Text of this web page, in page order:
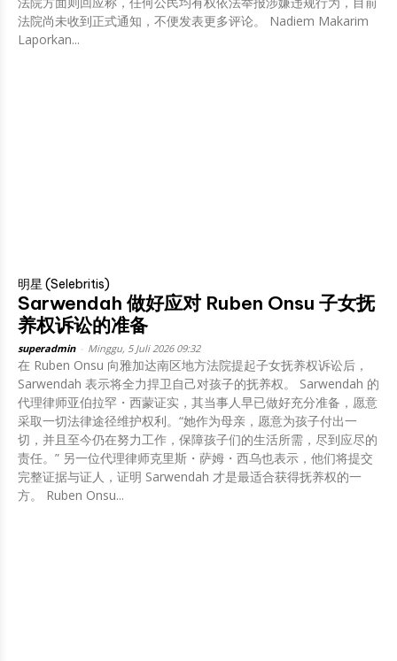
法院尚未收到正式通知，不便发表更多评论。 Nadiem Makarim
Laporkan...
明星 (Selebritis)
Sarwendah 做好应对 Ruben Onsu 子女抚
养权诉讼的准备
superadmin Minggu, 5 Juli 2026 09:32
在 Ruben Onsu 向雅加达南区地方法院提起子女抚养权诉讼后，
Sarwendah 表示将全力捍卫自己对孩子的抚养权。 Sarwendah 的
代理律师亚伯拉罕・西蒙证实，其当事人早已做好充分准备，愿意
采取一切法律途径维护权利。“她作为母亲，愿意为孩子付出一
切，并且至今仍在努力工作，保障孩子们的生活所需，尽到应尽的
责任。” 另一位代理律师克里斯・萨姆・西乌也表示，他们将提交
完整证据与证人，证明 Sarwendah 才是最适合获得抚养权的一
方。 Ruben Onsu...